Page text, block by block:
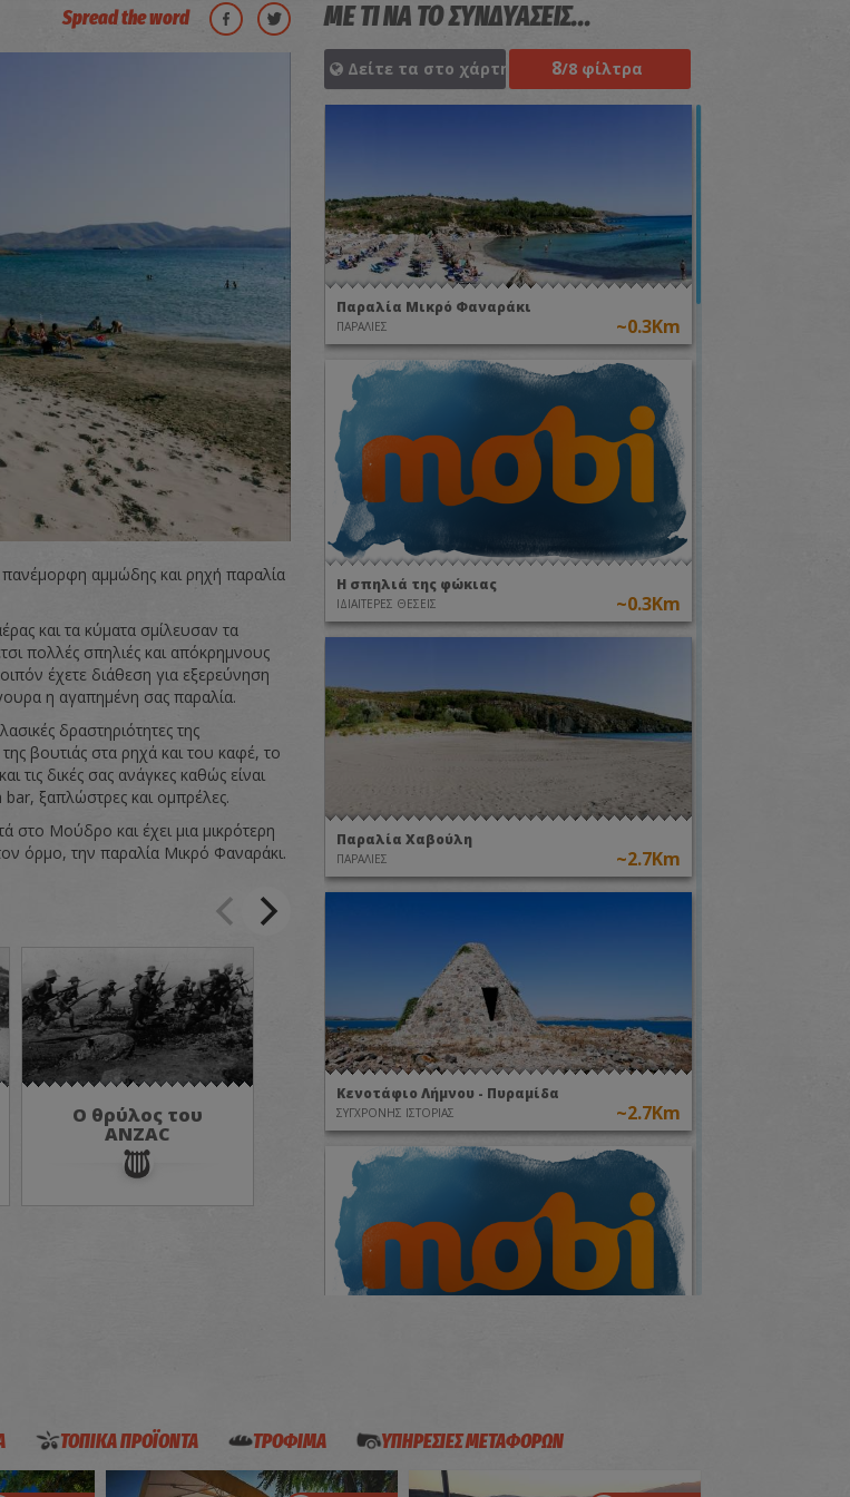
Spread the word
αμμώδης και ρηχή παραλία
και τα κύματα σμίλευσαν τα
πολλές σπηλιές και απόκρημνους
έχετε διάθεση για εξερεύνηση
η αγαπημένη σας παραλία.
δραστηριότητες της
βουτιάς στα ρηχά και του καφέ, το
τις δικές σας ανάγκες καθώς είναι
ξαπλώστρες και ομπρέλες.
στο Μούδρο και έχει μια μικρότερη
όρμο, την παραλία Μικρό Φαναράκι.
Ο θρύλος του
ANZAC
ΜΕ ΤΙ ΝΑ ΤΟ ΣΥΝΔΥΑΣΕΙΣ...
Δείτε τα στο χάρτη 8/8 φίλτρα
Παραλία Μικρό Φαναράκι
ΠΑΡΑΛΙΕΣ ~0.3Km
Η σπηλιά της φώκιας
ΙΔΙΑΙΤΕΡΕΣ ΘΕΣΕΙΣ ~0.3Km
Παραλία Χαβούλη
ΠΑΡΑΛΙΕΣ ~2.7Km
Κενοτάφιο Λήμνου - Πυραμίδα
ΣΥΓΧΡΟΝΗΣ ΙΣΤΟΡΙΑΣ ~2.7Km
ΤΟΠΙΚΑ ΠΡΟΪΟΝΤΑ ΤΡΟΦΙΜΑ ΥΠΗΡΕΣΙΕΣ ΜΕΤΑΦΟΡΩΝ